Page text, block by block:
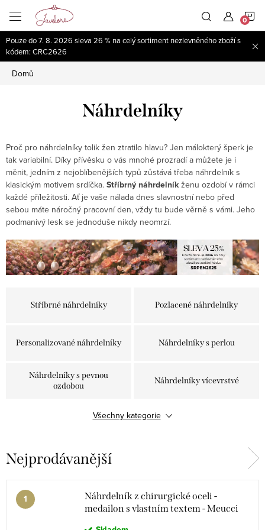
obsah
Pouze do 7. 8. 2026 sleva 26 % na celý sortiment nezlevněného zboží s
kódem: CRC2626
Domů
Náhrdelníky
Proč pro náhrdelníky tolik žen ztratilo hlavu? Jen málokterý šperk je
tak variabilní. Díky přívěsku o vás mnohé prozradí a můžete je i
měnit, jedním z nejoblíbenějších typů zůstává třeba náhrdelník s
klasickým motivem srdíčka. Stříbrný náhrdelníkženu ozdobí v rámci
každé příležitosti. Ať je vaše nálada dnes slavnostní nebo před
sebou máte náročný pracovní den, vždy tu bude věrně s vámi. Jeho
podmanivý lesk se jednoduše nikdy neomrzí.
Stříbrné náhrdelníky Pozlacené náhrdelníky
Personalizované náhrdelníky Náhrdelníky s perlou
Náhrdelníky s pevnou
ozdobou
Náhrdelníky vícevrstvé
Náhrdelníky s přívěskem Ocelové náhrdelníky
Ocelové řetízky
Všechny kategorie
Nejprodávanější
Náhrdelník z chirurgické oceli -
medailon s vlastním textem - Meucci